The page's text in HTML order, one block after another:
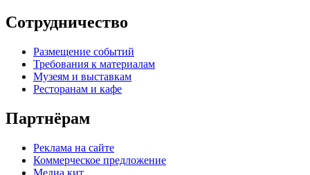
Сотрудничество
Размещение событий
Требования к материалам
Музеям и выставкам
Ресторанам и кафе
Партнёрам
Реклама на сайте
Коммерческое предложение
Медиа кит